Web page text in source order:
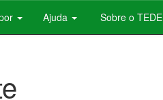
Ajuda Sobre o TEDE